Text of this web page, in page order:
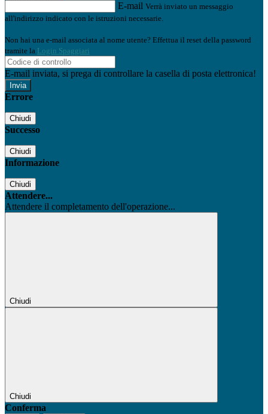
E-mail Verrà inviato un messaggio
all'indirizzo indicato con le istruzioni necessarie.
Non hai una e-mail associata al nome utente? Effettua il reset della password
tramite la Login Spaggiari
E-mail inviata, si prega di controllare la casella di posta elettronica!
Errore
Chiudi
Successo
Chiudi
Informazione
Chiudi
Attendere...
Attendere il completamento dell'operazione...
Chiudi
Chiudi
Conferma